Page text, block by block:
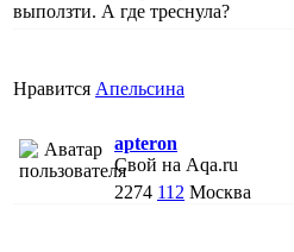
выползти. А где треснула?
Нравится Апельсина
apteron
Свой на Aqa.ru
2274 112 Москва